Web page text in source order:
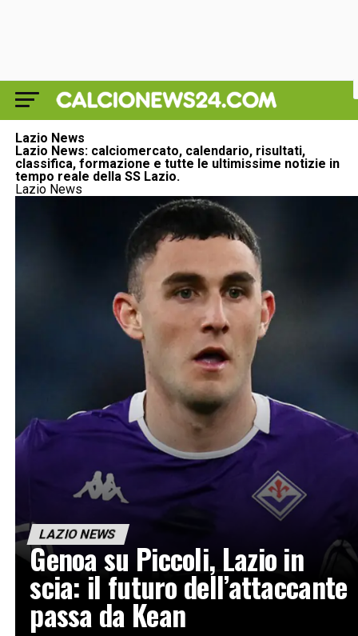
Lazio News
Lazio News: calciomercato, calendario, risultati,
classifica, formazione e tutte le ultimissime notizie in
tempo reale della SS Lazio.
Lazio News
LAZIO NEWS
Genoa su Piccoli, Lazio in
scia: il futuro dell’attaccante
passa da Kean